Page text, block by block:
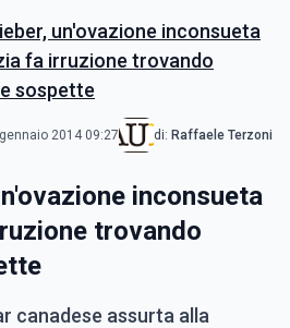
un'ovazione inconsueta
fa irruzione trovando
sospette
2014 09:27 di: Raffaele Terzoni
inconsueta
trovando
canadese assurta alla